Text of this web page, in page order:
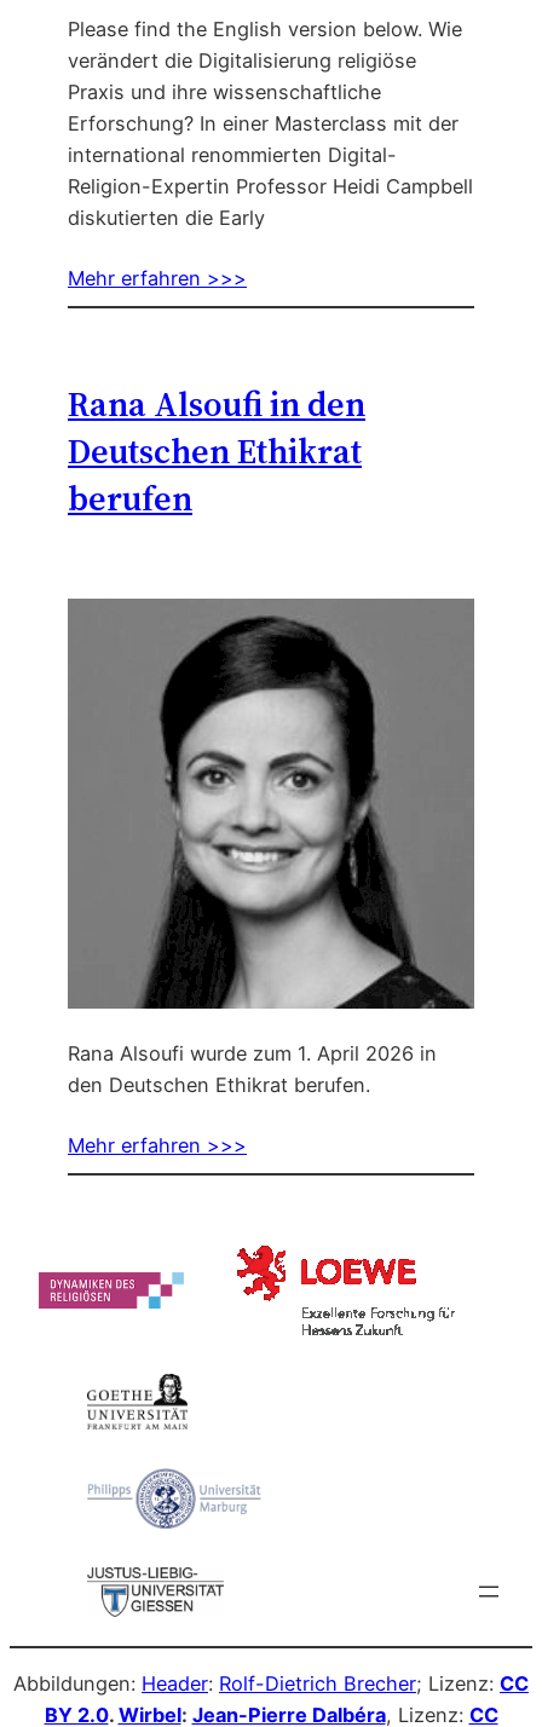
Please find the English version below. Wie
verändert die Digitalisierung religiöse
Praxis und ihre wissenschaftliche
Erforschung? In einer Masterclass mit der
international renommierten Digital-
Religion-Expertin Professor Heidi Campbell
diskutierten die Early
Mehr erfahren >>>
Rana Alsoufi in den
Deutschen Ethikrat
berufen
Rana Alsoufi wurde zum 1. April 2026 in
den Deutschen Ethikrat berufen.
Mehr erfahren >>>
Abbildungen: Header: Rolf-Dietrich Brecher; Lizenz: CC
BY 2.0. Wirbel: Jean-Pierre Dalbéra, Lizenz: CC